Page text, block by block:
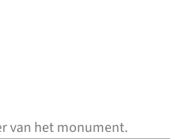
van het monument.